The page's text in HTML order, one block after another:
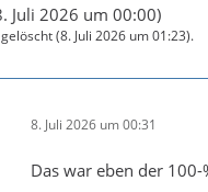
Juli 2026 um 00:00)
(8. Juli 2026 um 01:23).
8. Juli 2026 um 00:31
Das war eben der 100-